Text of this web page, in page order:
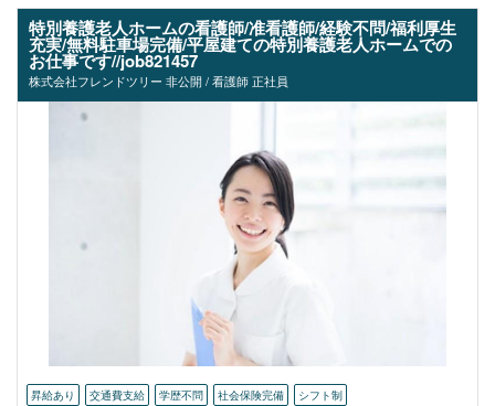
特別養護老人ホームの看護師/准看護師/経験不問/福利厚生
充実/無料駐車場完備/平屋建ての特別養護老人ホームでの
お仕事です//job821457
株式会社フレンドツリー 非公開 / 看護師 正社員
昇給あり 交通費支給 学歴不問 社会保険完備 シフト制